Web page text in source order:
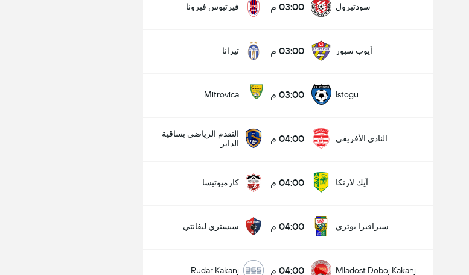
سودتيرول 03:00 م فيرتيوس فيرونا
أيوب سبور 03:00 م تيرانا
Istogu 03:00 م Mitrovica
النادي الأفريقي 04:00 م
التقدم الرياضي بساقية
الداير
آيك لارنكا 04:00 م كارميوتيسا
سيرافيزا بوتزي 04:00 م سيستري ليفانتي
Mladost Doboj Kakanj 04:00 م Rudar Kakanj